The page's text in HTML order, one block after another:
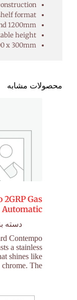
format.
1200mm.
height
x 300mm
محصولات مشابه
2GRP Gas
Automatic
دسته
Contempo
a stainless
shines like
The…